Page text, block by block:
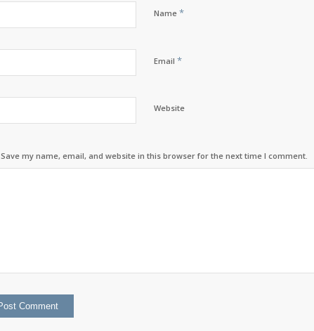
Name *
Email *
Website
Save my name, email, and website in this browser for the next time I comment.